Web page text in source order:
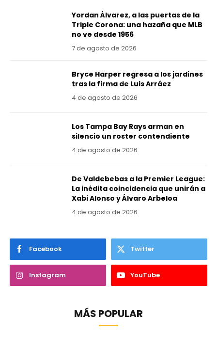
Yordan Álvarez, a las puertas de la
Triple Corona: una hazaña que MLB
no ve desde 1956
7 de agosto de 2026
Bryce Harper regresa a los jardines
tras la firma de Luis Arráez
4 de agosto de 2026
Los Tampa Bay Rays arman en
silencio un roster contendiente
4 de agosto de 2026
De Valdebebas a la Premier League:
La inédita coincidencia que unirán a
Xabi Alonso y Álvaro Arbeloa
4 de agosto de 2026
Facebook Twitter
Instagram YouTube
MÁS POPULAR